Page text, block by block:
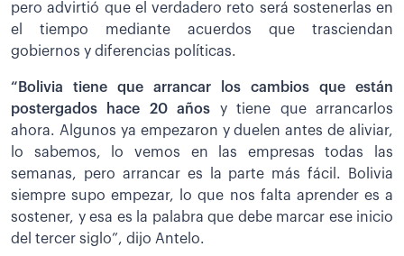
pero advirtió que el verdadero reto será sostenerlas en
el tiempo mediante acuerdos que trasciendan
gobiernos y diferencias políticas.
“Bolivia tiene que arrancar los cambios que están
postergados hace 20 años y tiene que arrancarlos
ahora. Algunos ya empezaron y duelen antes de aliviar,
lo sabemos, lo vemos en las empresas todas las
semanas, pero arrancar es la parte más fácil. Bolivia
siempre supo empezar, lo que nos falta aprender es a
sostener, y esa es la palabra que debe marcar ese inicio
del tercer siglo”, dijo Antelo.